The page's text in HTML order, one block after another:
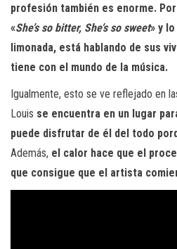
profesión también es enorme.
«She’s so bitter, She’s so sweet» y
limonada, está hablando de sus
tiene con el mundo de la música.
Igualmente, esto se ve reflejado en
Louis se encuentra en un lugar
puede disfrutar de él del todo
Además, el calor hace que el
que consigue que el artista